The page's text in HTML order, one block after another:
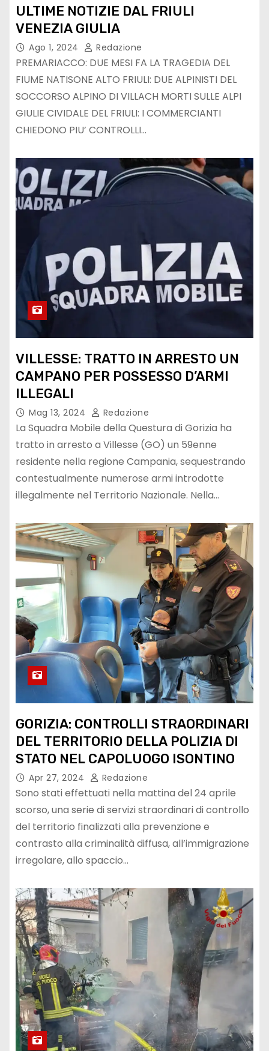
ULTIME NOTIZIE DAL FRIULI
VENEZIA GIULIA
Ago 1, 2024 Redazione
PREMARIACCO: DUE MESI FA LA TRAGEDIA DEL
FIUME NATISONE ALTO FRIULI: DUE ALPINISTI DEL
SOCCORSO ALPINO DI VILLACH MORTI SULLE ALPI
GIULIE CIVIDALE DEL FRIULI: I COMMERCIANTI
CHIEDONO PIU’ CONTROLLI…
VILLESSE: TRATTO IN ARRESTO UN
CAMPANO PER POSSESSO D’ARMI
ILLEGALI
Mag 13, 2024 Redazione
La Squadra Mobile della Questura di Gorizia ha
tratto in arresto a Villesse (GO) un 59enne
residente nella regione Campania, sequestrando
contestualmente numerose armi introdotte
illegalmente nel Territorio Nazionale. Nella…
GORIZIA: CONTROLLI STRAORDINARI
DEL TERRITORIO DELLA POLIZIA DI
STATO NEL CAPOLUOGO ISONTINO
Apr 27, 2024 Redazione
Sono stati effettuati nella mattina del 24 aprile
scorso, una serie di servizi straordinari di controllo
del territorio finalizzati alla prevenzione e
contrasto alla criminalità diffusa, all’immigrazione
irregolare, allo spaccio…